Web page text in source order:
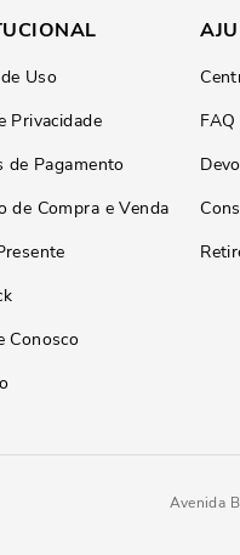
Uso
Privacidade
de Pagamento
de Compra e Venda
Conosco
FAQ
Avenida